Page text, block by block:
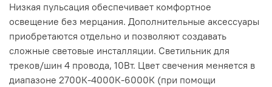
Низкая пульсация обеспечивает комфортное
освещение без мерцания. Дополнительные аксессуары
приобретаются отдельно и позволяют создавать
сложные световые инсталляции. Светильник для
треков/шин 4 провода, 10Вт. Цвет свечения меняется в
диапазоне 2700К-4000К-6000К (при помощи